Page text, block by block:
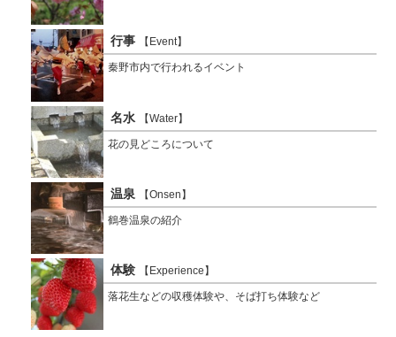
行事 【Event】
秦野市内で行われるイベント
名水 【Water】
花の見どころについて
温泉 【Onsen】
鶴巻温泉の紹介
体験 【Experience】
落花生などの収穫体験や、そば打ち体験など